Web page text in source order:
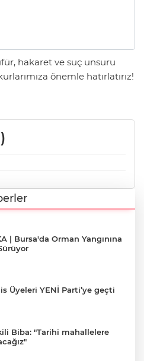
hakaret ve suç unsuru
önemle hatırlatırız!
)
| Bursa'da Orman Yangınına
Üyeleri YENİ Parti’ye geçti
Biba: "Tarihi mahallelere